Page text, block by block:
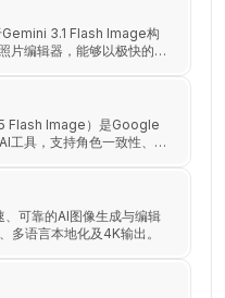
3.1 Flash Image构
片编辑器，能够以极快的速
Flash Image）是Google
工具，支持角色一致性、多
可靠的AI图像生成与编辑
多语言本地化及4K输出。